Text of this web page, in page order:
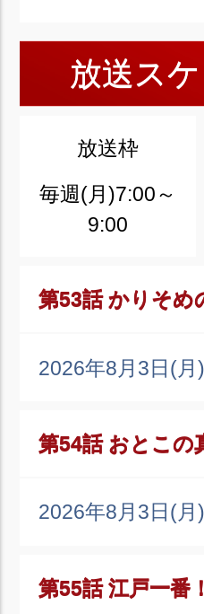
放送ス
放送枠
毎週(月)7:00～
9:00
第53話 かりそめ
2026年8月3日(月)
第54話 おとこの
2026年8月3日(月)
第55話 江戸一番